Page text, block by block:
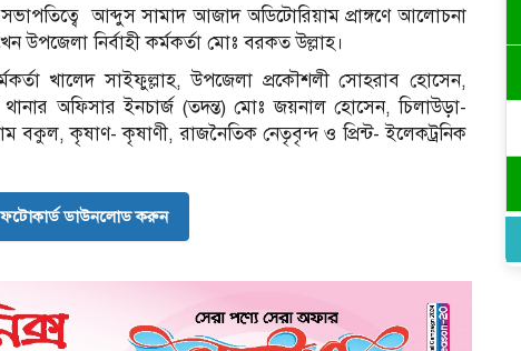
আব্দুস সামাদ আজাদ অডিটোরিয়াম প্রাঙ্গণে আলোচনা
উপজেলা নির্বাহী কর্মকর্তা মোঃ বরকত উল্লাহ।
খালেদ সাইফুল্লাহ, উপজেলা প্রকৌশলী সোহরাব হোসেন,
অফিসার ইনচার্জ (তদন্ত) মোঃ জয়নাল হোসেন, চিলাউড়া-
বকুল, কৃষাণ- কৃষাণী, রাজনৈতিক নেতৃবৃন্দ ও প্রিন্ট- ইলেকট্রনিক
ডাউনলোড করুন